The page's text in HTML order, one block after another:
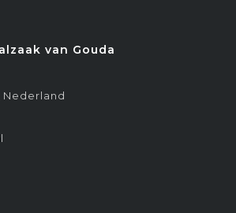
van Gouda
Nederland